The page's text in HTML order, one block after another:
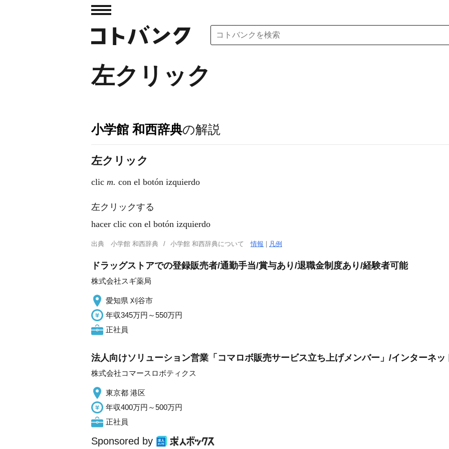
左クリック
小学館 和西辞典の解説
左クリック
clic m. con el botón izquierdo
左クリックする
hacer clic con el botón izquierdo
出典 小学館 和西辞典 小学館 和西辞典について情報 凡例
ドラッグストアでの登録販売者/通勤手当/賞与あり/退職金制度あり/経験者可能
株式会社スギ薬局
愛知県 刈谷市
年収345万円～550万円
正社員
法人向けソリューション営業「コマロボ販売サービス立ち上げメンバー」/インターネ
株式会社コマースロボティクス
東京都 港区
年収400万円～500万円
正社員
Sponsored by